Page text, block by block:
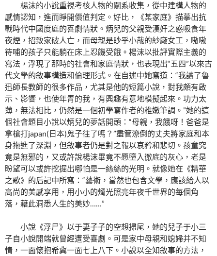
楊沫的小說重視考核人物的關系收集，從中建構人物的
感情認知，進而睜開價值判定。好比，《某家庭》描摹出抗
戰時代中國度庭的喜劇情狀。炳兒的父親受漢奸之惑吸食年
夜煙，招致家破人亡，而母親是眇乎小哉的紗廠女工，嗷嗷
待哺的孩子只能躺在床上忍饑受餓。楊沫以批評實際主義的
寫法，浮現了那時的社會和家庭情狀，也表現出“五四”以來古
代文學的敘事構造和倫理形式。在自述中她寫道：“我讀了魯
迅師長教師的很多作品，尤其是他的短篇小說，對我頗有啟
示、影響，也使年青的我，有興趣有意地模擬起來。功力太
薄，無法相比，仍然是一個初學寫作者的稚嫩筆調。”她的這
個社會題目小說以炳兒的夢話開頭：“母親，我餓呀！爸爸是
拿槍打japan(日本)鬼子往了嗎？”盡管潦倒的丈夫將家庭和本
身拖進了深淵，但敘事者仍是對之報以哀矜和悲切。孩童究
竟是無邪的，又或許說楊沫畢竟不愿墮入徹底的灰心，老是
盼望可以或許挖掘出哪怕是一絲絲的光明。就像她在《精華
之歌》的后記中所寫：“藝術，當然也包含文學，應該給人以
高尚的美感享用，用小小的燭光照亮年夜千世界的每個角
落，藉此洞悉人生的美妙……”
小說《浮尸》以于妻子子的空想掃尾，她的兒子于小三
子自小說開端就曾經遭受喜劇。可是家中母親和媳婦并不知
情，一面懷抱希冀一面七上八下。小說以全知敘事的方法，